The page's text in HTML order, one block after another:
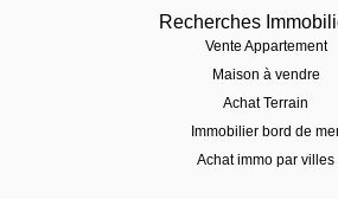
Recherches
Vente Appartement
Maison à vendre
Achat Terrain
Immobilier bord de
Achat immo par villes